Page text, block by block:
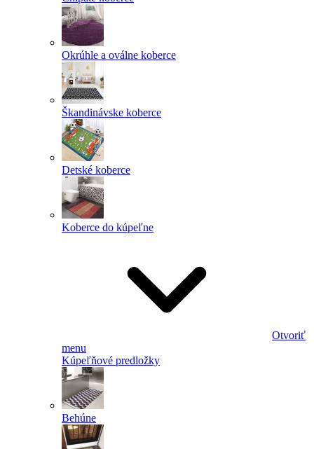
Okrúhle a oválne koberce
Škandinávske koberce
Detské koberce
Koberce do kúpeľne
Otvoriť
menu
Kúpeľňové predložky
Behúne